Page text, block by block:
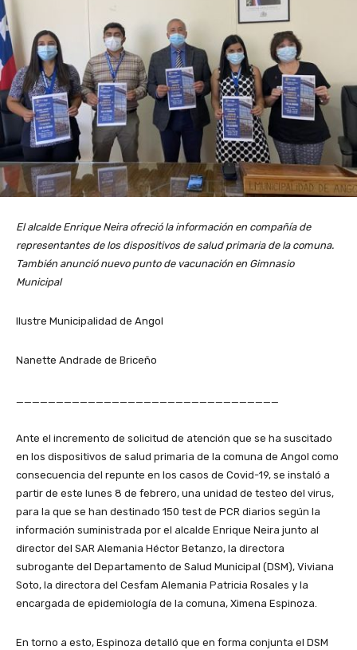
El alcalde Enrique Neira ofreció la información en compañía de
representantes de los dispositivos de salud primaria de la comuna.
También anunció nuevo punto de vacunación en Gimnasio
Municipal
Ilustre Municipalidad de Angol
Nanette Andrade de Briceño
Ante el incremento de solicitud de atención que se ha suscitado
en los dispositivos de salud primaria de la comuna de Angol como
consecuencia del repunte en los casos de Covid-19, se instaló a
partir de este lunes 8 de febrero, una unidad de testeo del virus,
para la que se han destinado 150 test de PCR diarios según la
información suministrada por el alcalde Enrique Neira junto al
director del SAR Alemania Héctor Betanzo, la directora
subrogante del Departamento de Salud Municipal (DSM), Viviana
Soto, la directora del Cesfam Alemania Patricia Rosales y la
encargada de epidemiología de la comuna, Ximena Espinoza.
En torno a esto, Espinoza detalló que en forma conjunta el DSM